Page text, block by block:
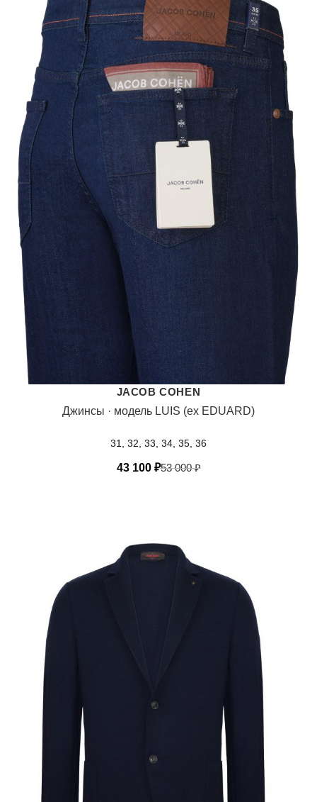
JACOB COHEN
Джинсы · модель LUIS (ex EDUARD)
31, 32, 33, 34, 35, 36
43 100 ₽53 000₽